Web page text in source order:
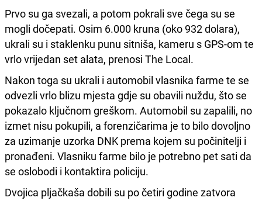
Prvo su ga svezali, a potom pokrali sve čega su se
mogli dočepati. Osim 6.000 kruna (oko 932 dolara),
ukrali su i staklenku punu sitniša, kameru s GPS-om te
vrlo vrijedan set alata, prenosi The Local.
Nakon toga su ukrali i automobil vlasnika farme te se
odvezli vrlo blizu mjesta gdje su obavili nuždu, što se
pokazalo ključnom greškom. Automobil su zapalili, no
izmet nisu pokupili, a forenzičarima je to bilo dovoljno
za uzimanje uzorka DNK prema kojem su počinitelji i
pronađeni. Vlasniku farme bilo je potrebno pet sati da
se oslobodi i kontaktira policiju.
Dvojica pljačkaša dobili su po četiri godine zatvora